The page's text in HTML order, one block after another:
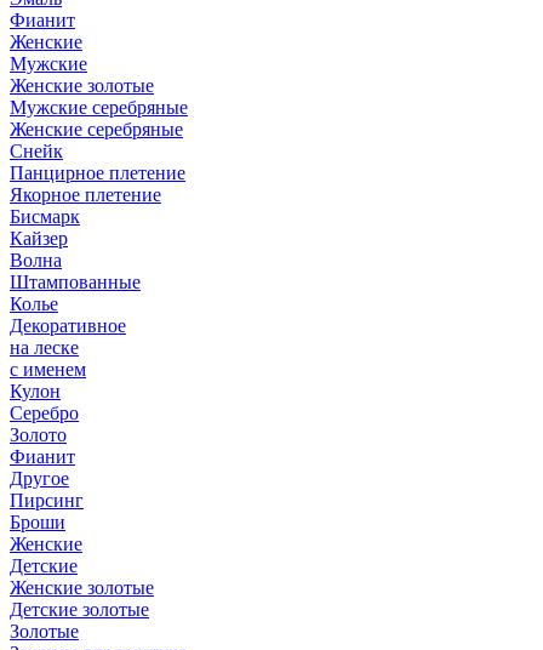
Фианит
Женские
Мужские
Женские золотые
Мужские серебряные
Женские серебряные
Снейк
Панцирное плетение
Якорное плетение
Бисмарк
Кайзер
Волна
Штампованные
Колье
Декоративное
на леске
с именем
Кулон
Серебро
Золото
Фианит
Другое
Пирсинг
Броши
Женские
Детские
Женские золотые
Детские золотые
Золотые